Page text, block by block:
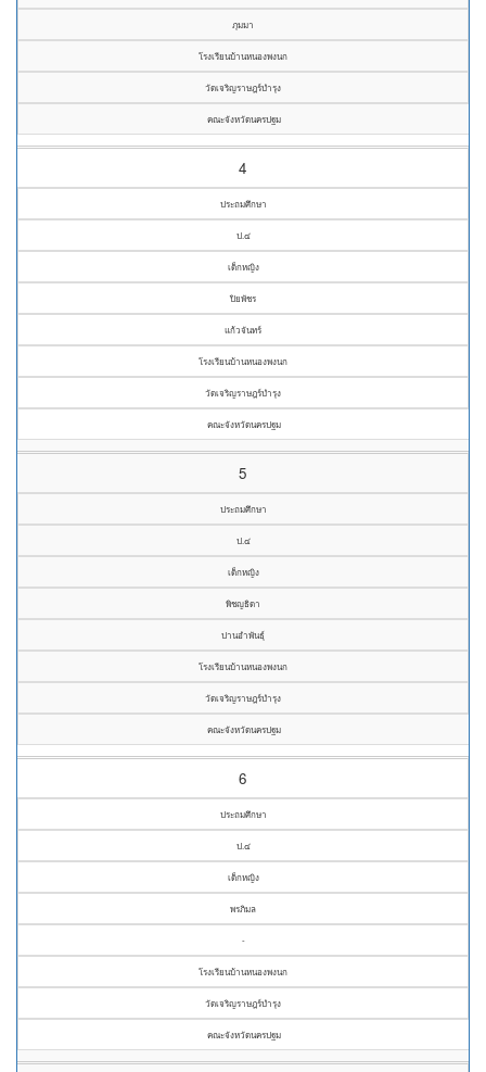
ภุมมา
โรงเรียนบ้านหนองพงนก
วัดเจริญราษฎร์บำรุง
คณะจังหวัดนครปฐม
4
ประถมศึกษา
ป.๔
เด็กหญิง
ปิยพัชร
แก้วจันทร์
โรงเรียนบ้านหนองพงนก
วัดเจริญราษฎร์บำรุง
คณะจังหวัดนครปฐม
5
ประถมศึกษา
ป.๔
เด็กหญิง
พิชญธิดา
ปานอำพันธุ์
โรงเรียนบ้านหนองพงนก
วัดเจริญราษฎร์บำรุง
คณะจังหวัดนครปฐม
6
ประถมศึกษา
ป.๔
เด็กหญิง
พรภิมล
-
โรงเรียนบ้านหนองพงนก
วัดเจริญราษฎร์บำรุง
คณะจังหวัดนครปฐม